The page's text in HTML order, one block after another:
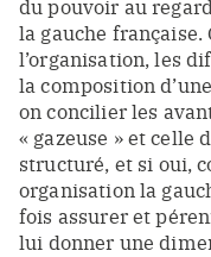
du pouvoir au
la gauche
l’organisation, les
la composition
on concilier les
« gazeuse » et celle
structuré, et si oui,
organisation la
fois assurer et
lui donner une